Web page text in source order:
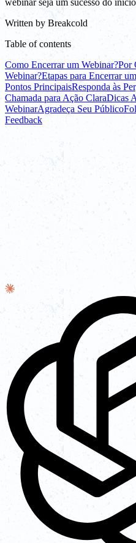
webinar seja um sucesso do
Written by Breakcold
Table of contents
Como Encerrar um Webinar?Por
Webinar?Etapas para Encerrar
Pontos PrincipaisResponda às
Chamada para Ação ClaraDicas
WebinarAgradeça Seu Público
Feedback